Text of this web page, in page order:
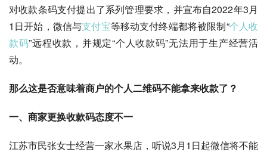
对收款条码支付提出了系列管理要求，并宣布自2022年3月
1日开始，微信与支付宝等移动支付终端都将被限制“个人收
款码”远程收款，并规定“个人收款码”无法用于生产经营活
动。
那么这是否意味着商户的个人二维码不能拿来收款了？
一、商家更换收款码态度不一
江苏市民张女士经营一家水果店，听说3月1日起微信将不能